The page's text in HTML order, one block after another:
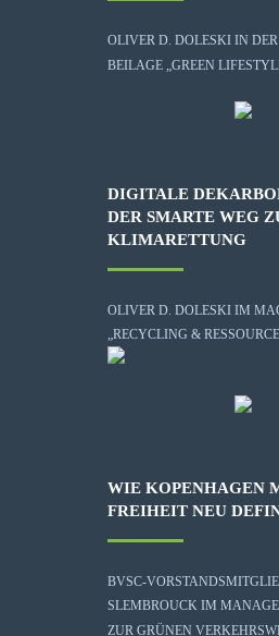
OLIVER D. DOLESKI IN DER
BEILAGE „GREEN
DIGITALE
DER SMARTE WEG
KLIMARETTUNG
OLIVER D. DOLESKI IM
„RECYCLING &
WIE KOPENHAGEN
FREIHEIT NEU
BVSC-
SLEMBROUCK IM
ZUR GRÜNEN